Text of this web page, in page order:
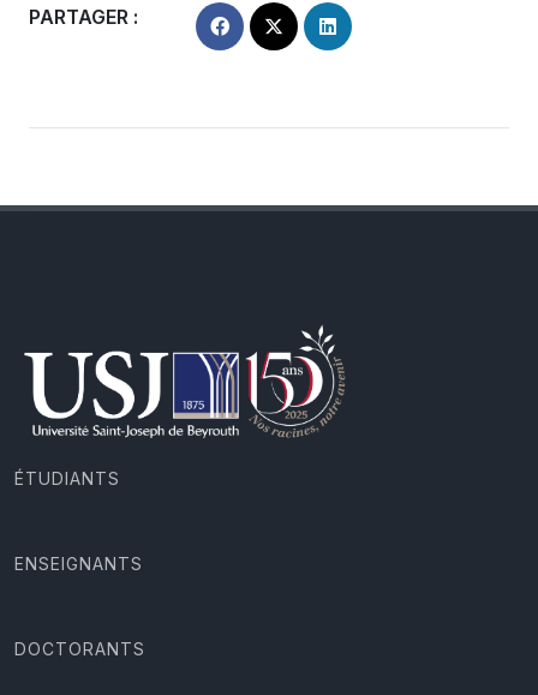
PARTAGER :
ÉTUDIANTS
ENSEIGNANTS
DOCTORANTS